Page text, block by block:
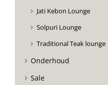
Jati Kebon Lounge
Solpuri Lounge
Traditional Teak lounge
Onderhoud
Sale